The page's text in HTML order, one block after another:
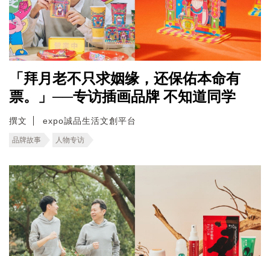
「拜月老不只求姻缘，还保佑本命有
票。」──专访插画品牌 不知道同学
撰文 expo誠品生活文創平台
品牌故事 人物专访